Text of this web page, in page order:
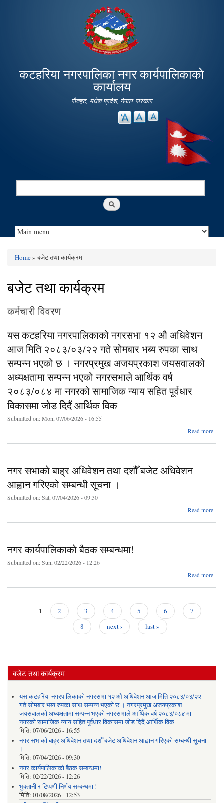
main
content
कटहरिया नगरपालिका नगर कार्यपालिकाकाे
कार्यालय
रौतहट, मधेश प्रदेश, नेपाल सरकार
Search
Home» बजेट तथा कार्यक्रम
बजेट तथा कार्यक्रम
कर्मचारी विवरण
यस कटहरिया नगरपालिकाको नगरसभा १२ औ अधिवेशन
आज मिति २०८३/०३/२२ गते सोमबार भब्य रुपका साथ
सम्पन्न भएको छ । नगरप्रमुख अजयप्रकाश जयसवालको
अध्यक्षतामा सम्पन्न भएको नगरसभाले आर्थिक वर्ष
२०८३/०८४ मा नगरको सामाजिक न्याय सहित पूर्वधार
विकासमा जोड दिदैं आर्थिक विक
Submitted on:Mon, 07/06/2026 - 16:55
Read more
नगर सभाको बाह्र अधिवेशन तथा दशौँ बजेट अधिवेशन
आह्वान गरिएको सम्बन्धी सूचना ।
Submitted on:Sat, 07/04/2026 - 09:30
Read more
नगर कार्यपालिकाको बैठक सम्बन्धमा!
Submitted on:Sun, 02/22/2026 - 12:26
Read more
1 2 3 4 5 6
7
8
next › last »
बजेट तथा कार्यक्रम
यस कटहरिया नगरपालिकाको नगरसभा १२ औ अधिवेशन आज मिति २०८३/०३/२२
गते सोमबार भब्य रुपका साथ सम्पन्न भएको छ । नगरप्रमुख अजयप्रकाश
जयसवालको अध्यक्षतामा सम्पन्न भएको नगरसभाले आर्थिक वर्ष २०८३/०८४ मा
नगरको सामाजिक न्याय सहित पूर्वधार विकासमा जोड दिदैं आर्थिक विक
मिति: 07/06/2026 - 16:55
नगर सभाको बाह्र अधिवेशन तथा दशौँ बजेट अधिवेशन आह्वान गरिएको सम्बन्धी सूचना
।
मिति: 07/04/2026 - 09:30
नगर कार्यपालिकाको बैठक सम्बन्धमा!
मिति: 02/22/2026 - 12:26
भुक्तानी र टिप्पणी निर्णय सम्बन्धमा !
मिति: 01/08/2026 - 12:53